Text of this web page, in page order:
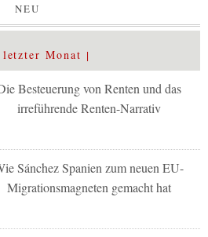
NEU
letzter Monat
Besteuerung von Renten und das
irreführende Renten-Narrativ
Sánchez Spanien zum neuen EU-
Migrationsmagneten gemacht hat